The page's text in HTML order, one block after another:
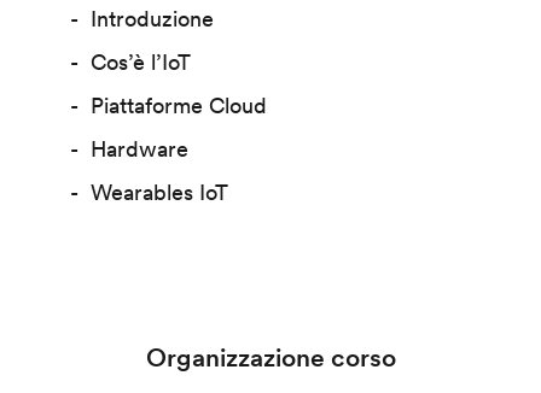
Introduzione
Cos’è l’IoT
Piattaforme Cloud
Hardware
Wearables IoT
Organizzazione corso